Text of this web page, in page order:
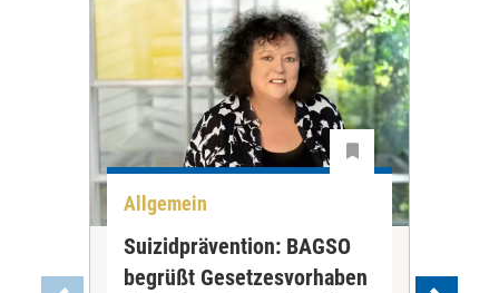
Allgemein
Suizidprävention: BAGSO
begrüßt Gesetzesvorhaben